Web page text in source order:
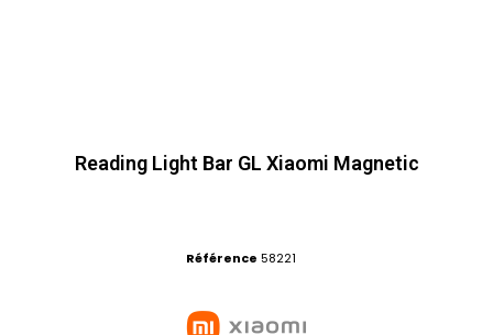
Reading Light Bar GL Xiaomi Magnetic
Référence 58221